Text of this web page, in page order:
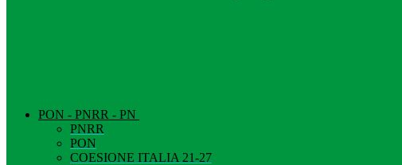
PON - PNRR - PN
PNRR
PON
COESIONE ITALIA 21-27